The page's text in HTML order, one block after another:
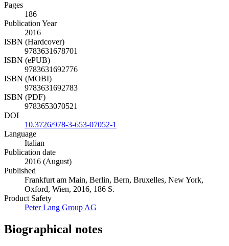
Pages
186
Publication Year
2016
ISBN (Hardcover)
9783631678701
ISBN (ePUB)
9783631692776
ISBN (MOBI)
9783631692783
ISBN (PDF)
9783653070521
DOI
10.3726/978-3-653-07052-1
Language
Italian
Publication date
2016 (August)
Published
Frankfurt am Main, Berlin, Bern, Bruxelles, New York,
Oxford, Wien, 2016, 186 S.
Product Safety
Peter Lang Group AG
Biographical notes